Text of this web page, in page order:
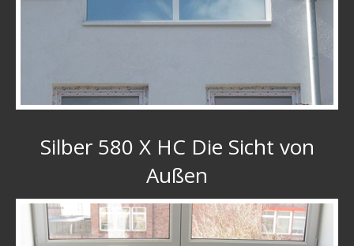
Silber 580 X HC Die Sicht von
Außen